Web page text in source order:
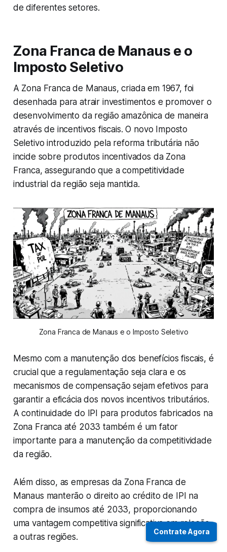
de diferentes setores.
Zona Franca de Manaus e o
Imposto Seletivo
A Zona Franca de Manaus, criada em 1967, foi
desenhada para atrair investimentos e promover o
desenvolvimento da região amazônica de maneira
através de incentivos fiscais. O novo Imposto
Seletivo introduzido pela reforma tributária não
incide sobre produtos incentivados da Zona
Franca, assegurando que a competitividade
industrial da região seja mantida.
Zona Franca de Manaus e o Imposto Seletivo
Mesmo com a manutenção dos benefícios fiscais, é
crucial que a regulamentação seja clara e os
mecanismos de compensação sejam efetivos para
garantir a eficácia dos novos incentivos tributários.
A continuidade do IPI para produtos fabricados na
Zona Franca até 2033 também é um fator
importante para a manutenção da competitividade
da região.
Além disso, as empresas da Zona Franca de
Manaus manterão o direito ao crédito de IPI na
compra de insumos até 2033, proporcionando
uma vantagem competitiva significativa em relação
a outras regiões.
Contrate Agora